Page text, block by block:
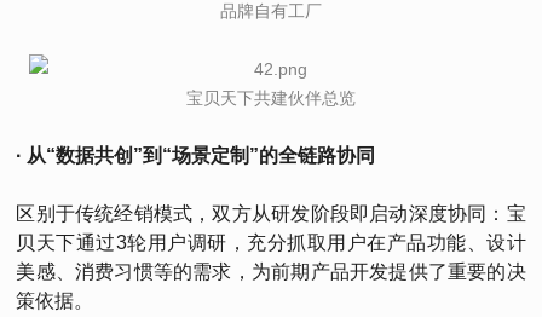
品牌自有工厂
宝贝天下共建伙伴总览
· 从“数据共创”到“场景定制”的全链路协同
区别于传统经销模式，双方从研发阶段即启动深度协同：宝
贝天下通过3轮用户调研，充分抓取用户在产品功能、设计
美感、消费习惯等的需求，为前期产品开发提供了重要的决
策依据。